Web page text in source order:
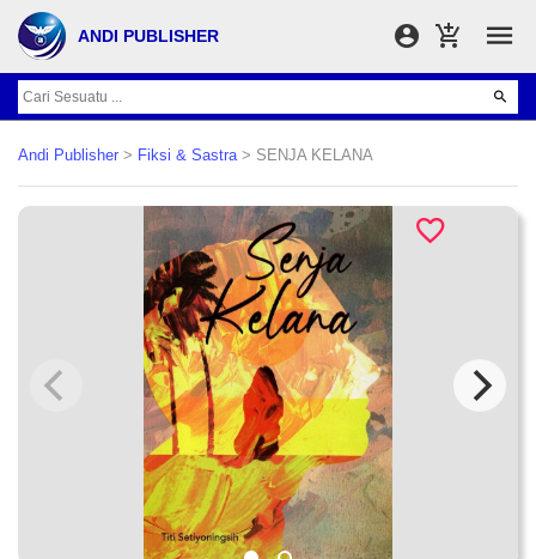
ANDI PUBLISHER
Andi Publisher > Fiksi & Sastra> SENJA KELANA